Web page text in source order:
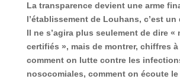
La transparence devient une arme
l’établissement de Louhans, c’est un
Il ne s’agira plus seulement de dire «
certifiés », mais de montrer, chiffres à
comment on lutte contre les
nosocomiales, comment on écoute